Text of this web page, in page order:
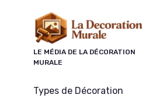
LE MÉDIA DE LA DÉCORATION
MURALE
Types de Décoration